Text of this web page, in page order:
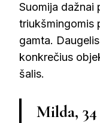
Suomija dažnai
triukšmingomis
gamta.
konkrečius
šalis.
Milda, 34